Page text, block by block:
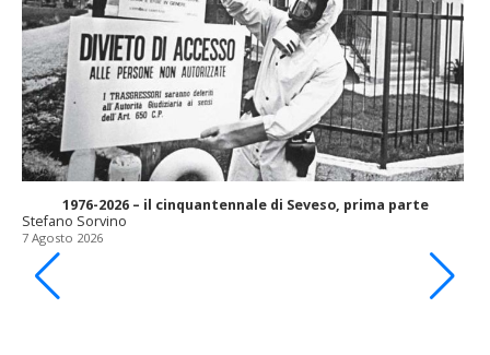
1976-2026 – il cinquantennale di Seveso, prima parte
Stefano Sorvino
7 Agosto 2026